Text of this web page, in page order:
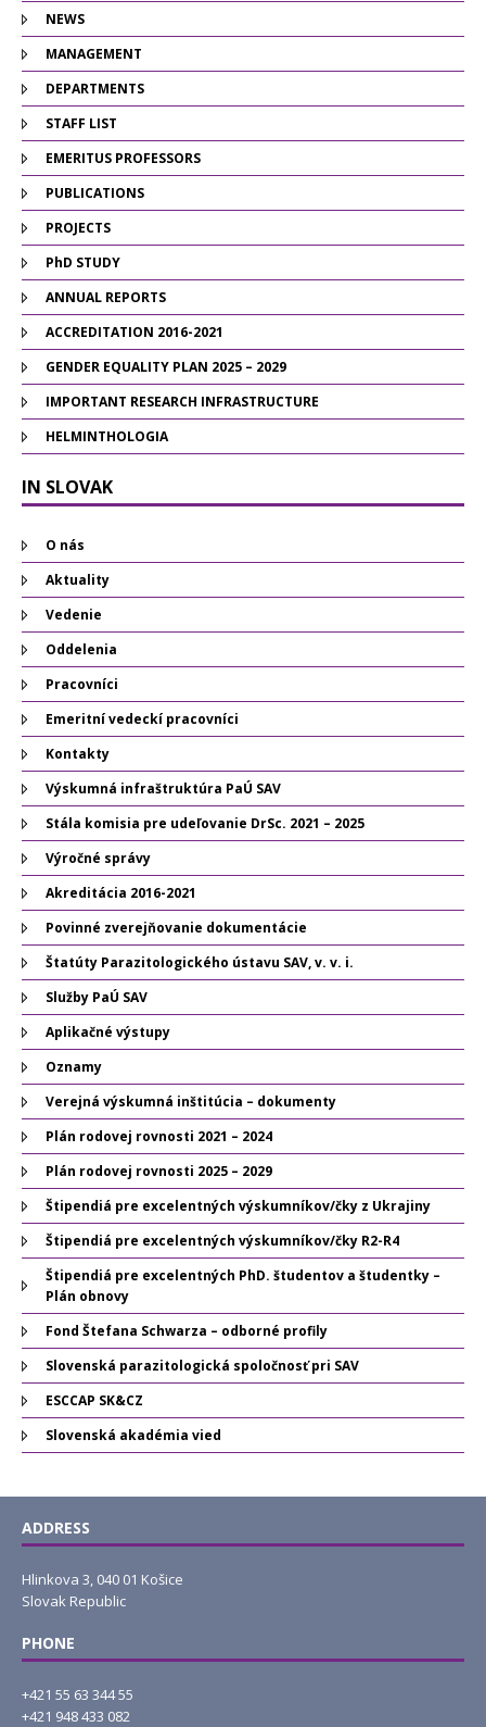
NEWS
MANAGEMENT
DEPARTMENTS
STAFF LIST
EMERITUS PROFESSORS
PUBLICATIONS
PROJECTS
PhD STUDY
ANNUAL REPORTS
ACCREDITATION 2016-2021
GENDER EQUALITY PLAN 2025 – 2029
IMPORTANT RESEARCH INFRASTRUCTURE
HELMINTHOLOGIA
IN SLOVAK
O nás
Aktuality
Vedenie
Oddelenia
Pracovníci
Emeritní vedeckí pracovníci
Kontakty
Výskumná infraštruktúra PaÚ SAV
Stála komisia pre udeľovanie DrSc. 2021 – 2025
Výročné správy
Akreditácia 2016-2021
Povinné zverejňovanie dokumentácie
Štatúty Parazitologického ústavu SAV, v. v. i.
Služby PaÚ SAV
Aplikačné výstupy
Oznamy
Verejná výskumná inštitúcia – dokumenty
Plán rodovej rovnosti 2021 – 2024
Plán rodovej rovnosti 2025 – 2029
Štipendiá pre excelentných výskumníkov/čky z Ukrajiny
Štipendiá pre excelentných výskumníkov/čky R2-R4
Štipendiá pre excelentných PhD. študentov a študentky –
Plán obnovy
Fond Štefana Schwarza – odborné profily
Slovenská parazitologická spoločnosť pri SAV
ESCCAP SK&CZ
Slovenská akadémia vied
ADDRESS
Hlinkova 3, 040 01 Košice
Slovak Republic
PHONE
+421 55 63 344 55
+421 948 433 082